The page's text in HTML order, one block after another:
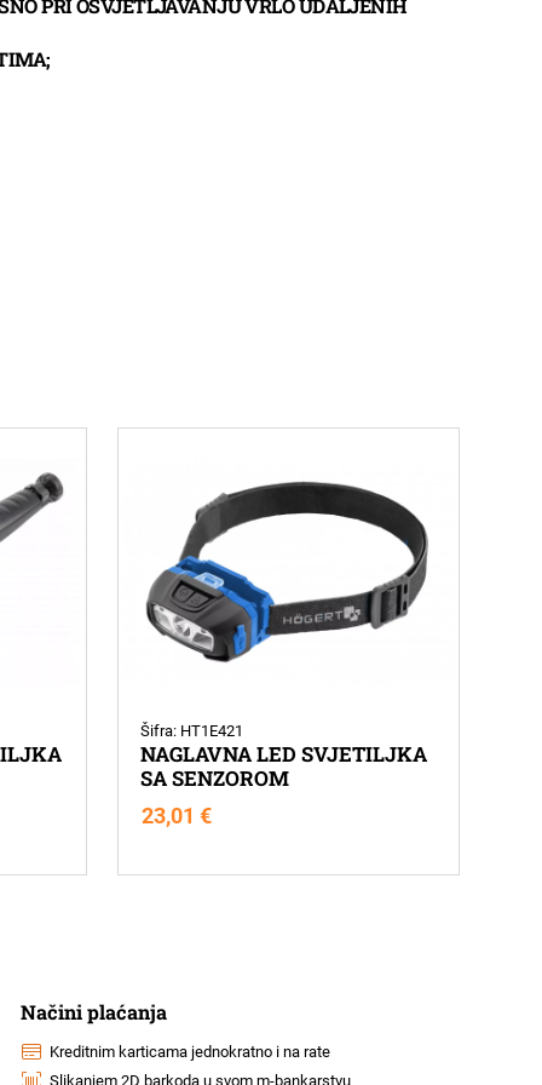
PRI OSVJETLJAVANJU VRLO UDALJENIH
Šifra: HT1E421
NAGLAVNA LED SVJETILJKA
SA SENZOROM
23,01€
Načini plaćanja
Kreditnim karticama jednokratno i na rate
Slikanjem 2D barkoda u svom m-bankarstvu